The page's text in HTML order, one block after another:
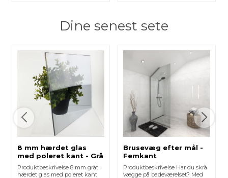
Dine senest sete
8 mm hærdet glas
med poleret kant - Grå
Produktbeskrivelse 8 mm gråt
hærdet glas med poleret kant
Brusevæg efter mål -
Femkant
Produktbeskrivelse Har du skrå
vægge på badeværelset? Med